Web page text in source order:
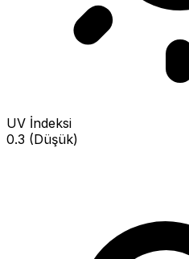
UV İndeksi
0.3 (Düşük)